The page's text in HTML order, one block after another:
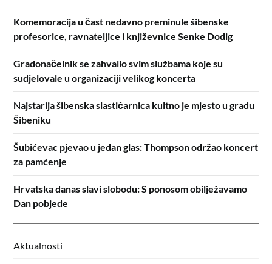
Komemoracija u čast nedavno preminule šibenske
profesorice, ravnateljice i književnice Senke Dodig
Gradonačelnik se zahvalio svim službama koje su
sudjelovale u organizaciji velikog koncerta
Najstarija šibenska slastičarnica kultno je mjesto u gradu
Šibeniku
Šubićevac pjevao u jedan glas: Thompson održao koncert
za pamćenje
Hrvatska danas slavi slobodu: S ponosom obilježavamo
Dan pobjede
Aktualnosti